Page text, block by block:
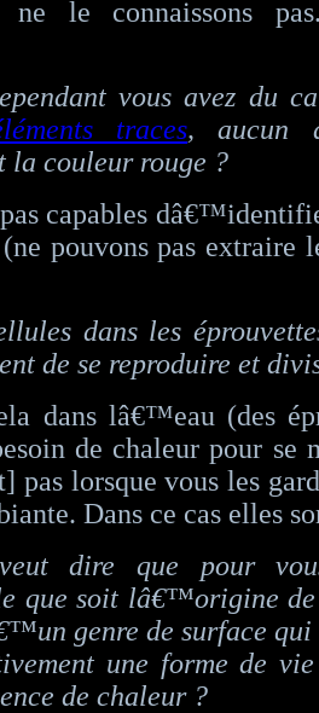
ne le connaissons
vous avez du
traces, aucun
couleur rouge ?
capables
pouvons pas extraire
dans les
de se reproduire et
dans lâ€™eau (des
de chaleur pour se
pas lorsque vous les
Dans ce cas elles
dire que pour
que soit lâ€™origine
genre de surface qui
une forme de
de chaleur ?